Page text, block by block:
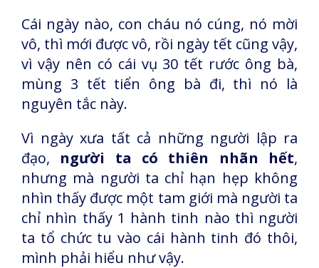
Cái ngày nào, con cháu nó cúng, nó mời
vô, thì mới được vô, rồi ngày tết cũng vậy,
vì vậy nên có cái vụ 30 tết rước ông bà,
mùng 3 tết tiển ông bà đi, thì nó là
nguyên tắc này.
Vì ngày xưa tất cả những người lập ra
đạo, người ta có thiên nhãn hết,
nhưng mà người ta chỉ hạn hẹp không
nhìn thấy được một tam giới mà người ta
chỉ nhìn thấy 1 hành tinh nào thì người
ta tổ chức tu vào cái hành tinh đó thôi,
mình phải hiểu như vậy.